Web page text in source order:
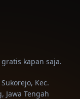
kapan saja.
Kec.
Jawa Tengah